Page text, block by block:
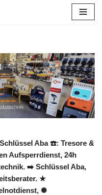
Aba ☎️: Tresore &
Aufsperrdienst, 24h
➡️ Schlüssel Aba,
★
✺